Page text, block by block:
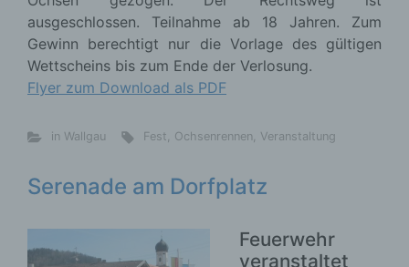
ausgeschlossen. Teilnahme ab 18 Jahren. Zum
Gewinn berechtigt nur die Vorlage des gültigen
Wettscheins bis zum Ende der Verlosung.
Flyer zum Download als PDF
in Wallgau Fest, Ochsenrennen, Veranstaltung
Serenade am Dorfplatz
Feuerwehr
veranstaltet